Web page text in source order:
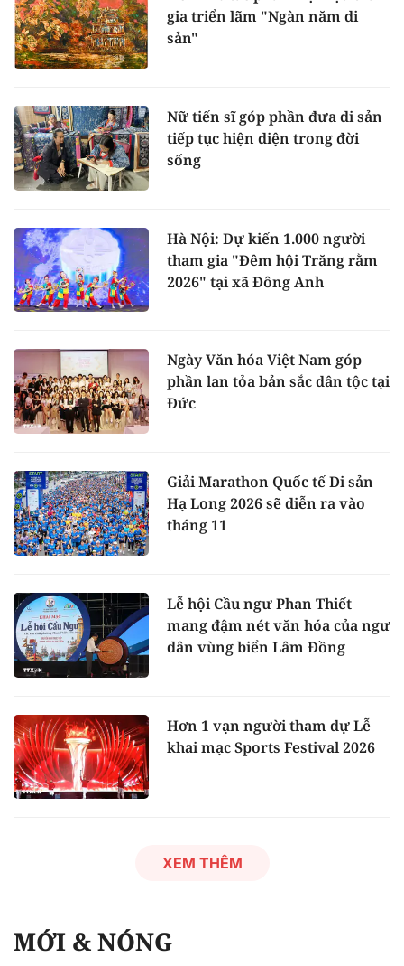
gia triển lãm "Ngàn năm di
sản"
Nữ tiến sĩ góp phần đưa di sản
tiếp tục hiện diện trong đời
sống
Hà Nội: Dự kiến 1.000 người
tham gia "Đêm hội Trăng rằm
2026" tại xã Đông Anh
Ngày Văn hóa Việt Nam góp
phần lan tỏa bản sắc dân tộc tại
Đức
Giải Marathon Quốc tế Di sản
Hạ Long 2026 sẽ diễn ra vào
tháng 11
Lễ hội Cầu ngư Phan Thiết
mang đậm nét văn hóa của ngư
dân vùng biển Lâm Đồng
Hơn 1 vạn người tham dự Lễ
khai mạc Sports Festival 2026
XEM THÊM
MỚI & NÓNG